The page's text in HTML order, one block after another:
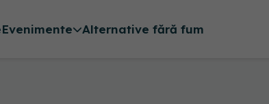
Evenimente Alternative fără fum